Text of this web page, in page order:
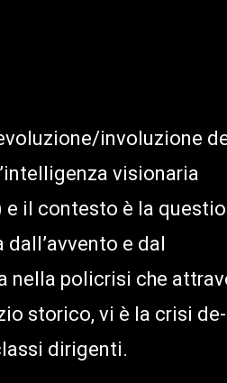
involuzione
visionaria
il contesto è la
e dal
policrisi che
storico, vi è la crisi de-
dirigenti.